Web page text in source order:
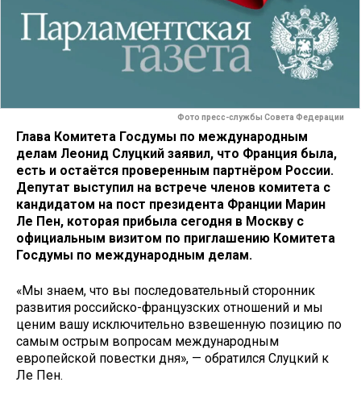
Фото пресс-службы Совета Федерации
Глава Комитета Госдумы по международным
делам Леонид Слуцкий заявил, что Франция была,
есть и остаётся проверенным партнёром России.
Депутат выступил на встрече членов комитета с
кандидатом на пост президента Франции Марин
Ле Пен, которая прибыла сегодня в Москву с
официальным визитом по приглашению Комитета
Госдумы по международным делам.
«Мы знаем, что вы последовательный сторонник
развития российско-французских отношений и мы
ценим вашу исключительно взвешенную позицию по
самым острым вопросам международным
европейской повестки дня», — обратился Слуцкий к
Ле Пен.